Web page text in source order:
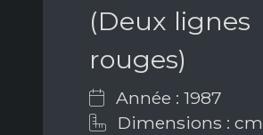
(Deux lignes
rouges)
Année : 1987
Dimensions : cm